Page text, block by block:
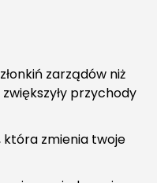
zarządów niż
przychody
która zmienia twoje